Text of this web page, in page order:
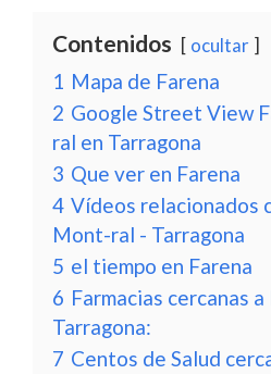
Contenidos ocultar
1 Mapa de Farena
2 Google Street View
ral en Tarragona
3 Que ver en Farena
4 Vídeos relacionados
Mont-ral - Tarragona
5 el tiempo en Farena
6 Farmacias cercanas
Tarragona:
7 Centos de Salud